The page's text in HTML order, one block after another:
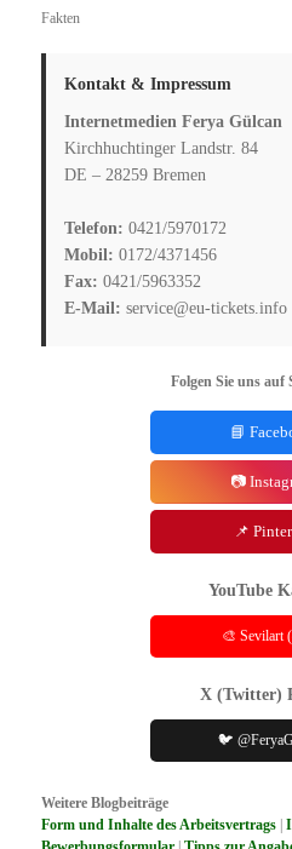
Fakten
Kontakt & Impressum
Internetmedien Ferya Gülcan
Kirchhuchtinger Landstr. 84
DE – 28259 Bremen
Telefon: 0421/5970172
Mobil: 0172/4371456
Fax: 0421/5963352
E-Mail: service@eu-tickets.info
Folgen Sie uns auf
📘
📷
📌
YouTube
🎨 Sevilart
X (Twitter)
🐦
Weitere Blogbeiträge
Form und Inhalte des Arbeitsvertrags |